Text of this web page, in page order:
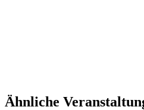
Ähnliche